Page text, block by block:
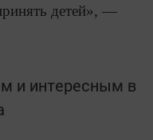
детей», —
и интересным в